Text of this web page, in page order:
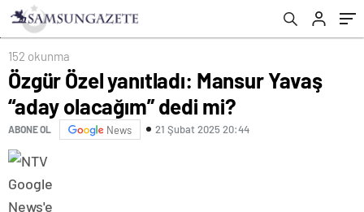
152 okunma
Özgür Özel yanıtladı: Mansur Yavaş
“aday olacağım” dedi mi?
ABONE OL News 21 Şubat 2025 20:44